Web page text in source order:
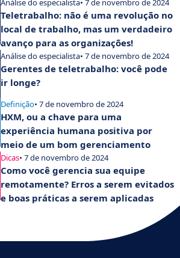
Análise do especialista• 7 de novembro de 2024
Teletrabalho: não é uma revolução no
local de trabalho, mas um verdadeiro
avanço para as organizações!
Análise do especialista• 7 de novembro de 2024
Gerentes de teletrabalho: você pode
ir longe?
Definição• 7 de novembro de 2024
HXM, ou a chave para uma
experiência humana positiva por
meio de um bom gerenciamento
Dicas• 7 de novembro de 2024
Como você gerencia sua equipe
remotamente? Erros a serem evitados
e boas práticas a serem aplicadas